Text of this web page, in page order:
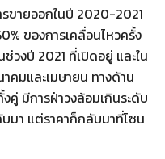
ขายออกในปี 2020-2021
ของการเคลื่อนไหวครั้ง
วงปี 2021 ที่เปิดอยู่ และใน
คมและเมษายน ทางด้าน
คู่ มีการฝ่าวงล้อมเกินระดับ
มา แต่ราคาก็กลับมาที่โซน